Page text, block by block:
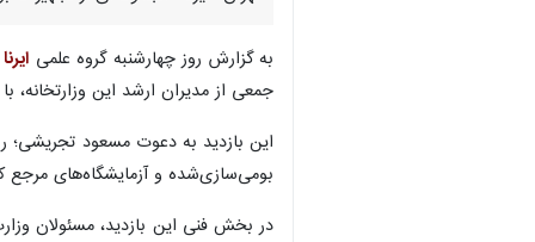
به گزارش روز چهارشنبه گروه علمی ایرنا
جمعی از مدیران ارشد این
این بازدید به دعوت مسعود
بومی‌سازی‌شده و آزمایشگاه‌های مرجع
در بخش فنی این بازدید، مسئولان